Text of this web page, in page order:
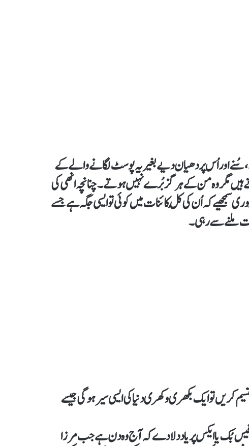
اور اُس پر دھیان دیے بغیر یہ پوسٹ لگانے والے کے
مگر وہ من کے ہرگز بُرے نہیں ہوتے۔ چنانچہ انھی کی
سمجھیے کہ اُن کی کُل کائنات میں کوئی تو ایسی جگہ ہے جسے
ملنے سے رہی۔
کریں تو ایک بکھری وکھری دنیا کی ایسی سیر ہو گی جیسے
بُک یا ایکس پر یاد دلا دے کہ آج وہ دن ہے جب مرزا